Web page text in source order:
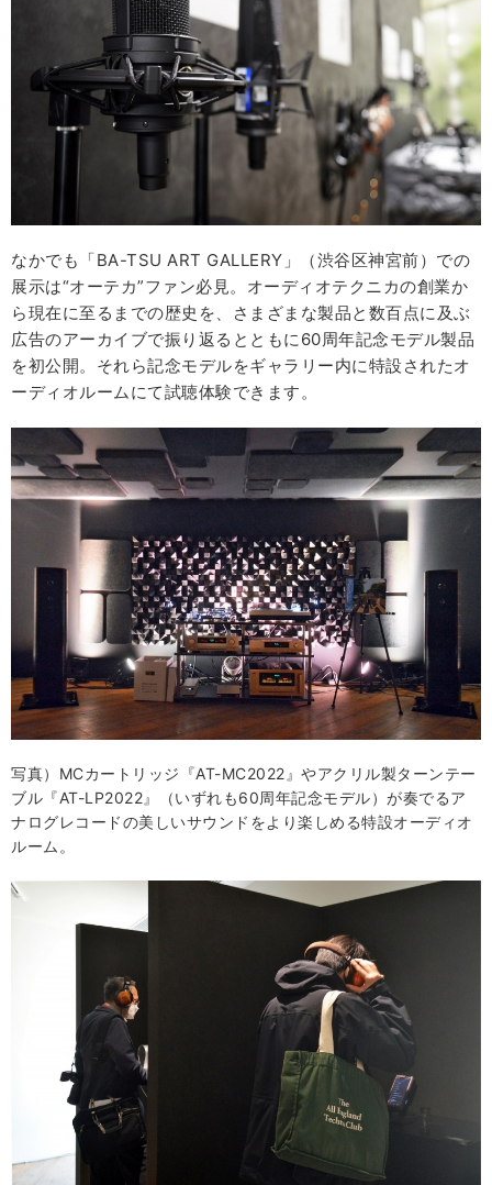
なかでも「BA-TSU ART GALLERY」（渋谷区神宮前）での
展示は“オーテカ”ファン必見。オーディオテクニカの創業か
ら現在に至るまでの歴史を、さまざまな製品と数百点に及ぶ
広告のアーカイブで振り返るとともに60周年記念モデル製品
を初公開。それら記念モデルをギャラリー内に特設されたオ
ーディオルームにて試聴体験できます。
写真）MCカートリッジ『AT-MC2022』やアクリル製ターンテー
ブル『AT-LP2022』（いずれも60周年記念モデル）が奏でるア
ナログレコードの美しいサウンドをより楽しめる特設オーディオ
ルーム。